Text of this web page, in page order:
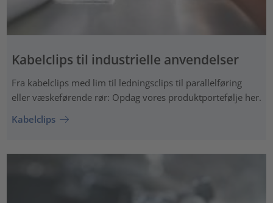
Kabelclips til industrielle anvendelser
Fra kabelclips med lim til ledningsclips til parallelføring
eller væskeførende rør: Opdag vores produktportefølje her.
Kabelclips